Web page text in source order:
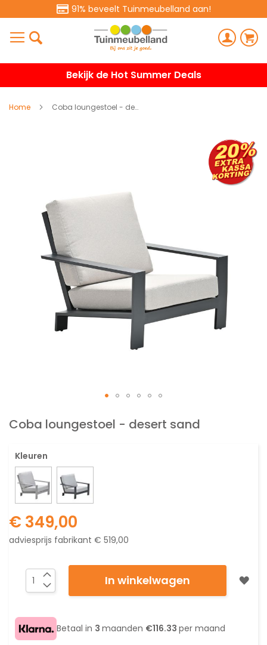
91% beveelt Tuinmeubelland aan!
Bekijk de Hot Summer Deals
Home Coba loungestoel - desert sand
Coba loungestoel - desert sand
afbeeldingen-
naar
van
de
afbeeldingen-
gallerij
Kleuren
€ 349,00
adviesprijs fabrikant € 519,00
In winkelwagen
Betaal in 3 maanden €116.33 per maand